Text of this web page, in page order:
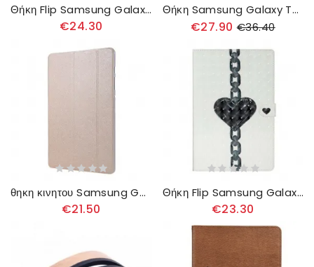
Θήκη Flip Samsung Galaxy Tab S8 Plus / Tab S7 Plus Παγκοσμιος Χαρτης
€24.30
Θήκη Samsung Galaxy Tab S8 Plus / Tab S7 Plus Στήριγμα Και Ιμάντα Ώμου
€27.90 €36.40
θηκη κινητου Samsung Galaxy Tab S8 Plus / Tab S7 Plus Υφή Μεταξιού
€21.50
Θήκη Flip Samsung Galaxy Tab S8 Plus / Tab S7 Plus Αλυσοδεμένη Καρδιά
€23.30